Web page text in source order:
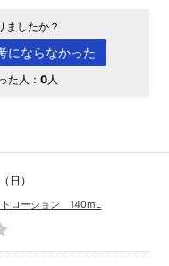
ましたか？
にならなかった
た人： 0 人
日）
ローション 140mL